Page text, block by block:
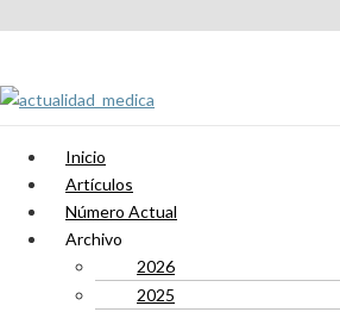
Inicio
Artículos
Número Actual
Archivo
2026
2025